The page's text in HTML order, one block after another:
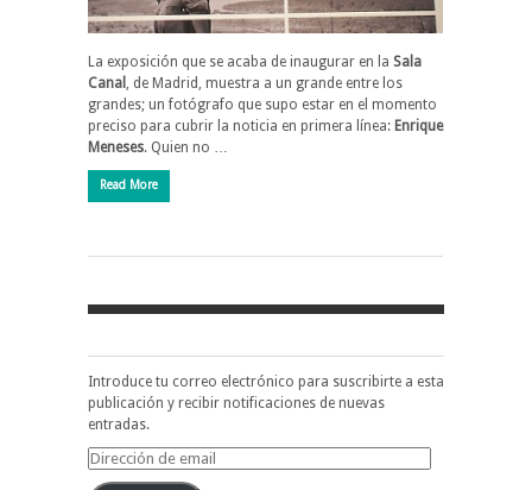
La exposición que se acaba de inaugurar en la Sala
Canal , de Madrid, muestra a un grande entre los
grandes; un fotógrafo que supo estar en el momento
preciso para cubrir la noticia en primera línea: Enrique
Meneses. Quien no …
Read More
Introduce tu correo electrónico para suscribirte a esta
publicación y recibir notificaciones de nuevas
entradas.
Dirección